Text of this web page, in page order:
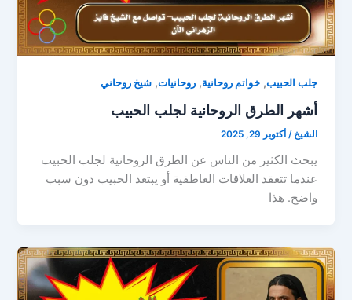
جلب الحبيب,خواتم روحانية,روحانيات,شيخ روحاني
أشهر الطرق الروحانية لجلب الحبيب
الشيخ/أكتوبر 29, 2025
يبحث الكثير من الناس عن الطرق الروحانية لجلب الحبيب
عندما تتعقد العلاقات العاطفية أو يبتعد الحبيب دون سبب
واضح. هذا